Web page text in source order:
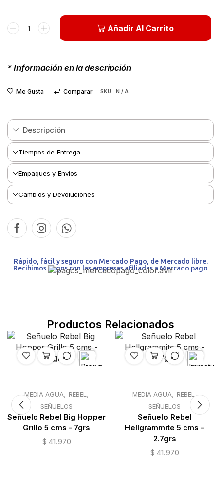
Añadir Al Carrito
* Información en la descripción
Me Gusta Comparar SKU: N / A
Descripción
Tiempos de Entrega
Empaques y Envíos
Cambios y Devoluciones
Rápido, fácil y seguro con Mercado Pago, de Mercado libre.
Recibimos pagos con las empresas afiliadas a Mercado pago
Productos Relacionados
MEDIA AGUA, REBEL ,
SEÑUELOS
Señuelo Rebel Big Hopper
Grillo 5 cms – 7grs
$ 41.970
MEDIA AGUA, REBEL ,
SEÑUELOS
Señuelo Rebel
Hellgrammite 5 cms –
2.7grs
$ 41.970